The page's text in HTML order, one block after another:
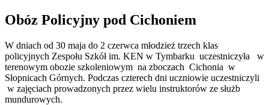
Obóz Policyjny pod Cichoniem
W dniach od 30 maja do 2 czerwca młodzież trzech klas
policyjnych Zespołu Szkół im. KEN w Tymbarku uczestniczyła w
terenowym obozie szkoleniowym na zboczach Cichonia w
Słopnicach Górnych. Podczas czterech dni uczniowie uczestniczyli
w zajęciach prowadzonych przez wielu instruktorów ze służb
mundurowych.